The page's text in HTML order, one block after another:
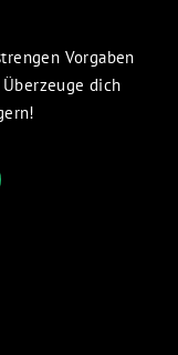
Vorgaben
dich